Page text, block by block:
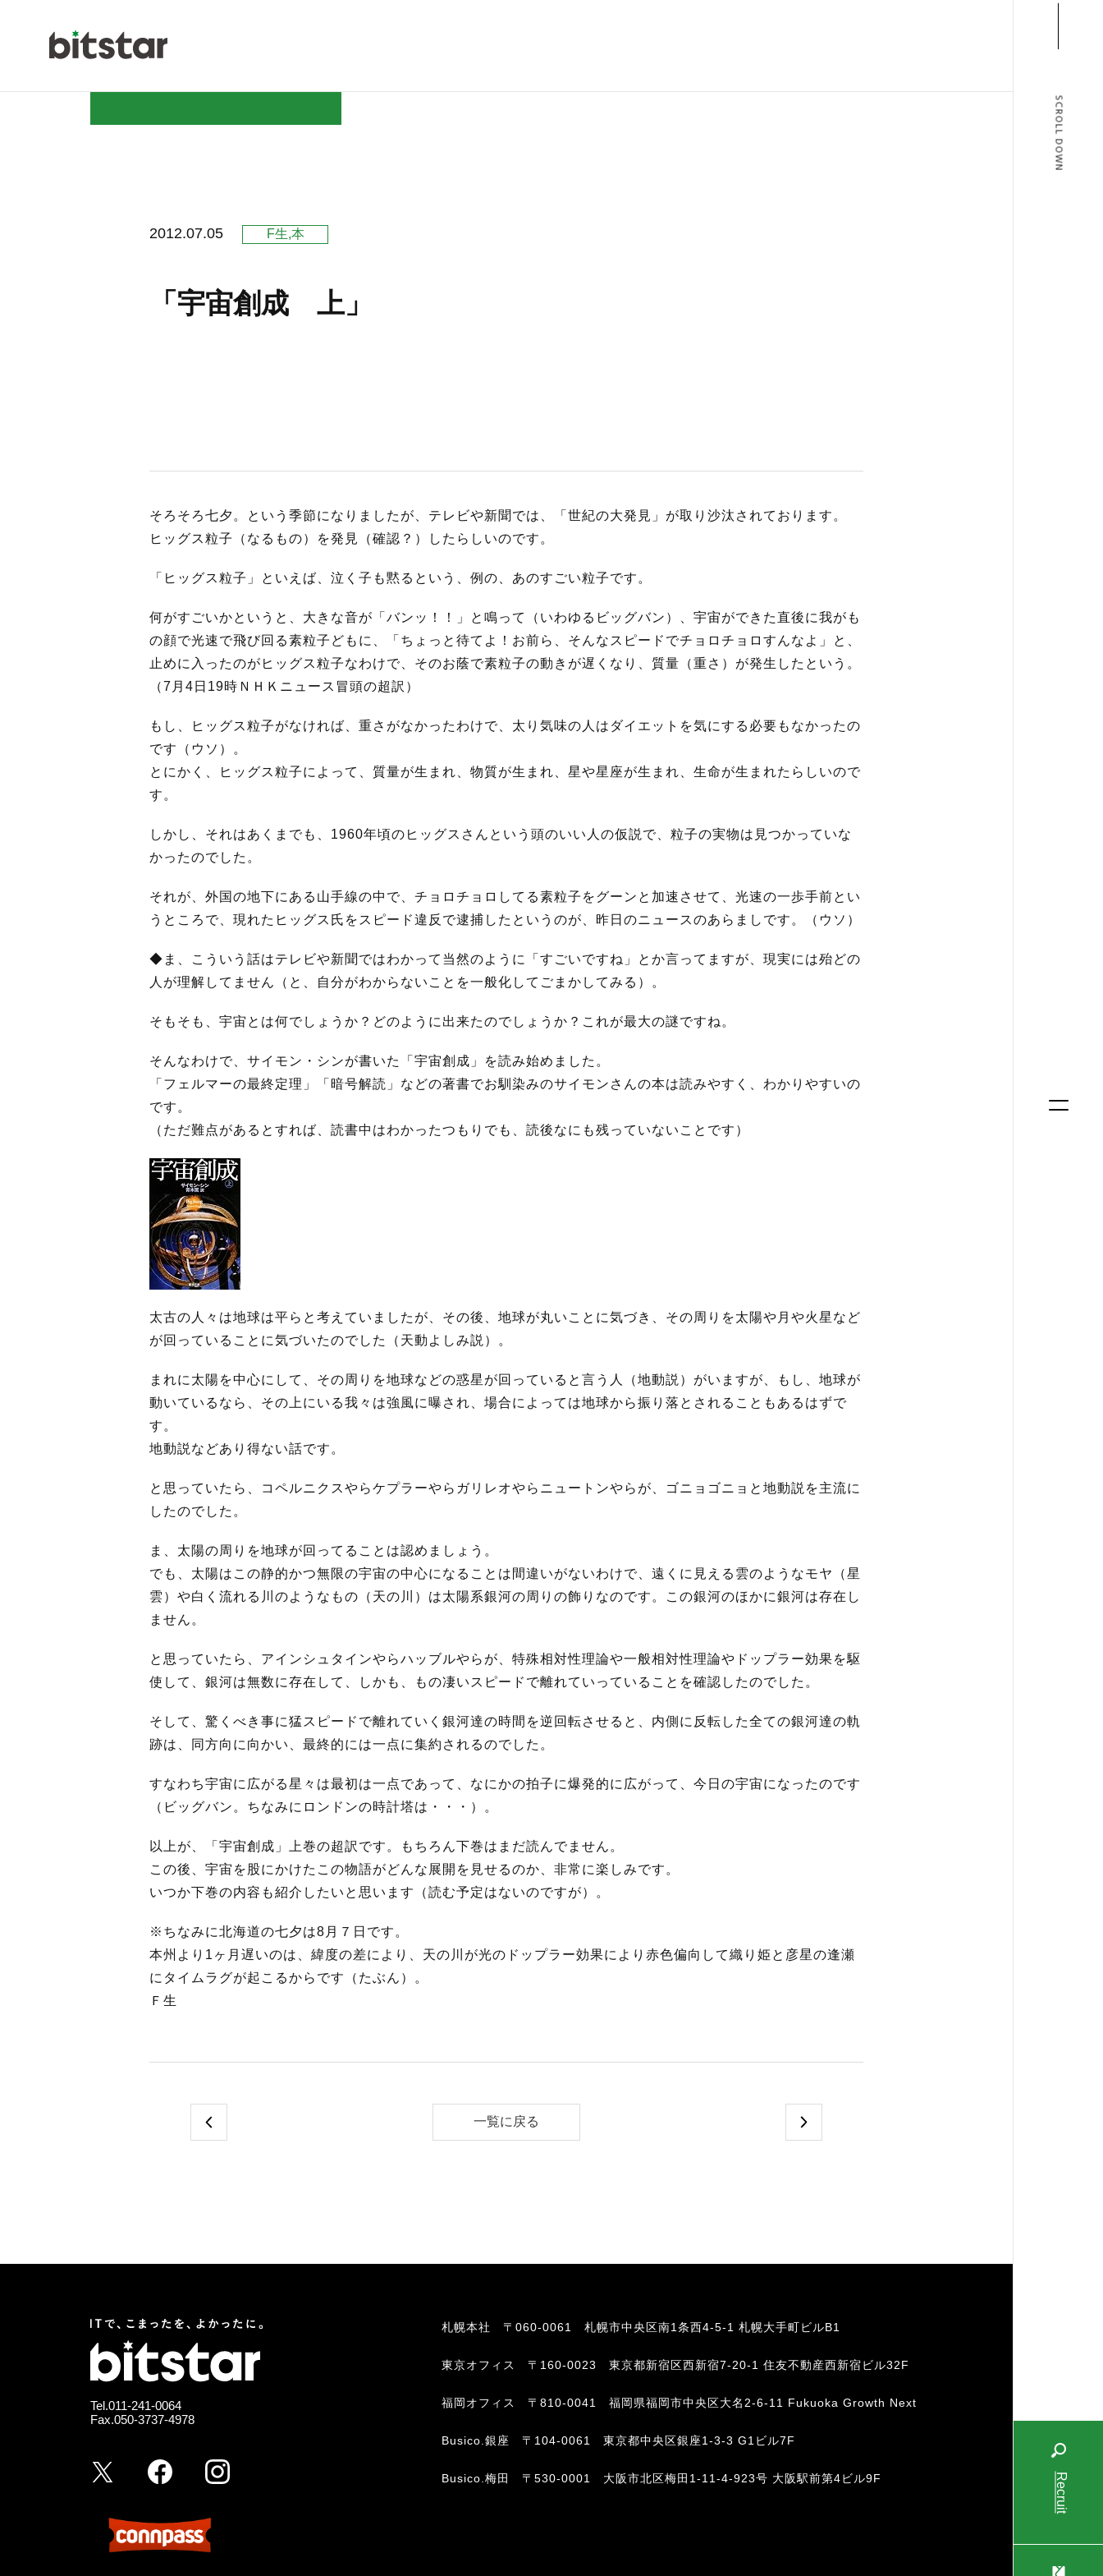
SCROLL DOWN
Recruit
NEWS
COMPANY
WORKS
ACTION
2012.07.05 F生 本
「宇宙創成 上」
そろそろ七夕。という季節になりましたが、テレビや新聞では、「世紀の大発見」が取り沙汰されております。
ヒッグス粒子（なるもの）を発見（確認？）したらしいのです。
「ヒッグス粒子」といえば、泣く子も黙るという、例の、あのすごい粒子です。
何がすごいかというと、大きな音が「バンッ！！」と鳴って（いわゆるビッグバン）、宇宙ができた直後に我がも
の顔で光速で飛び回る素粒子どもに、「ちょっと待てよ！お前ら、そんなスピードでチョロチョロすんなよ」と、
止めに入ったのがヒッグス粒子なわけで、そのお蔭で素粒子の動きが遅くなり、質量（重さ）が発生したという。
（7月4日19時ＮＨＫニュース冒頭の超訳）
もし、ヒッグス粒子がなければ、重さがなかったわけで、太り気味の人はダイエットを気にする必要もなかったの
です（ウソ）。
とにかく、ヒッグス粒子によって、質量が生まれ、物質が生まれ、星や星座が生まれ、生命が生まれたらしいので
す。
しかし、それはあくまでも、1960年頃のヒッグスさんという頭のいい人の仮説で、粒子の実物は見つかっていな
かったのでした。
それが、外国の地下にある山手線の中で、チョロチョロしてる素粒子をグーンと加速させて、光速の一歩手前とい
うところで、現れたヒッグス氏をスピード違反で逮捕したというのが、昨日のニュースのあらましです。（ウソ）
◆ま、こういう話はテレビや新聞ではわかって当然のように「すごいですね」とか言ってますが、現実には殆どの
人が理解してません（と、自分がわからないことを一般化してごまかしてみる）。
そもそも、宇宙とは何でしょうか？どのように出来たのでしょうか？これが最大の謎ですね。
そんなわけで、サイモン・シンが書いた「宇宙創成」を読み始めました。
「フェルマーの最終定理」「暗号解読」などの著書でお馴染みのサイモンさんの本は読みやすく、わかりやすいの
です。
（ただ難点があるとすれば、読書中はわかったつもりでも、読後なにも残っていないことです）
太古の人々は地球は平らと考えていましたが、その後、地球が丸いことに気づき、その周りを太陽や月や火星など
が回っていることに気づいたのでした（天動よしみ説）。
まれに太陽を中心にして、その周りを地球などの惑星が回っていると言う人（地動説）がいますが、もし、地球が
動いているなら、その上にいる我々は強風に曝され、場合によっては地球から振り落とされることもあるはずで
す。
地動説などあり得ない話です。
と思っていたら、コペルニクスやらケプラーやらガリレオやらニュートンやらが、ゴニョゴニョと地動説を主流に
したのでした。
ま、太陽の周りを地球が回ってることは認めましょう。
でも、太陽はこの静的かつ無限の宇宙の中心になることは間違いがないわけで、遠くに見える雲のようなモヤ（星
雲）や白く流れる川のようなもの（天の川）は太陽系銀河の周りの飾りなのです。この銀河のほかに銀河は存在し
ません。
と思っていたら、アインシュタインやらハッブルやらが、特殊相対性理論や一般相対性理論やドップラー効果を駆
使して、銀河は無数に存在して、しかも、もの凄いスピードで離れていっていることを確認したのでした。
そして、驚くべき事に猛スピードで離れていく銀河達の時間を逆回転させると、内側に反転した全ての銀河達の軌
跡は、同方向に向かい、最終的には一点に集約されるのでした。
すなわち宇宙に広がる星々は最初は一点であって、なにかの拍子に爆発的に広がって、今日の宇宙になったのです
（ビッグバン。ちなみにロンドンの時計塔は・・・）。
以上が、「宇宙創成」上巻の超訳です。もちろん下巻はまだ読んでません。
この後、宇宙を股にかけたこの物語がどんな展開を見せるのか、非常に楽しみです。
いつか下巻の内容も紹介したいと思います（読む予定はないのですが）。
※ちなみに北海道の七夕は8月７日です。
本州より1ヶ月遅いのは、緯度の差により、天の川が光のドップラー効果により赤色偏向して織り姫と彦星の逢瀬
にタイムラグが起こるからです（たぶん）。
Ｆ生
一覧に戻る
Tel.011-241-0064
Fax.050-3737-4978
札幌本社 〒060-0061 札幌市中央区南1条西4-5-1 札幌大手町ビルB1
東京オフィス 〒160-0023 東京都新宿区西新宿7-20-1 住友不動産西新宿ビル32F
福岡オフィス 〒810-0041 福岡県福岡市中央区大名2-6-11 Fukuoka Growth Next
Busico.銀座 〒104-0061 東京都中央区銀座1-3-3 G1ビル7F
Busico.梅田 〒530-0001 大阪市北区梅田1-11-4-923号 大阪駅前第4ビル9F